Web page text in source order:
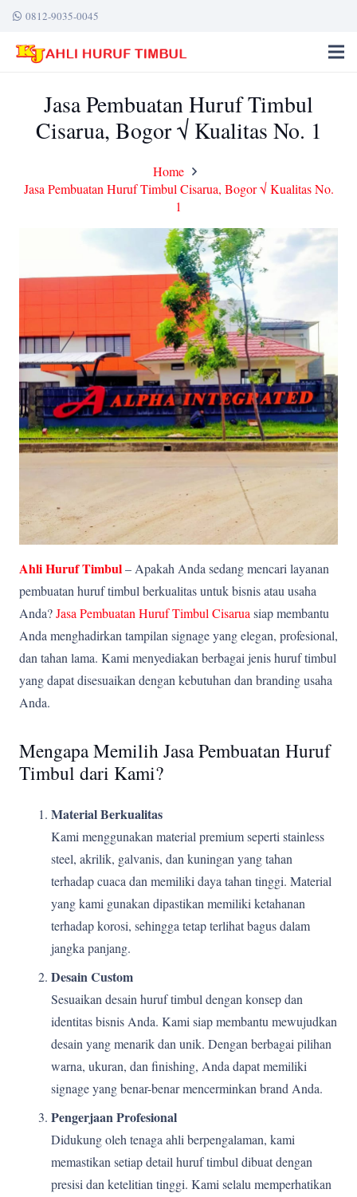
0812-9035-0045
Jasa Pembuatan Huruf Timbul
Cisarua, Bogor √ Kualitas No. 1
Home
Jasa Pembuatan Huruf Timbul Cisarua, Bogor √ Kualitas No.
1
Ahli Huruf Timbul– Apakah Anda sedang mencari layanan
pembuatan huruf timbul berkualitas untuk bisnis atau usaha
Anda?Jasa Pembuatan Huruf Timbul Cisarua siap membantu
Anda menghadirkan tampilan signage yang elegan, profesional,
dan tahan lama. Kami menyediakan berbagai jenis huruf timbul
yang dapat disesuaikan dengan kebutuhan dan branding usaha
Anda.
Mengapa Memilih Jasa Pembuatan Huruf
Timbul dari Kami?
Material Berkualitas
Kami menggunakan material premium seperti stainless
steel, akrilik, galvanis, dan kuningan yang tahan
terhadap cuaca dan memiliki daya tahan tinggi. Material
yang kami gunakan dipastikan memiliki ketahanan
terhadap korosi, sehingga tetap terlihat bagus dalam
jangka panjang.
Desain Custom
Sesuaikan desain huruf timbul dengan konsep dan
identitas bisnis Anda. Kami siap membantu mewujudkan
desain yang menarik dan unik. Dengan berbagai pilihan
warna, ukuran, dan finishing, Anda dapat memiliki
signage yang benar-benar mencerminkan brand Anda.
Pengerjaan Profesional
Didukung oleh tenaga ahli berpengalaman, kami
memastikan setiap detail huruf timbul dibuat dengan
presisi dan ketelitian tinggi. Kami selalu memperhatikan